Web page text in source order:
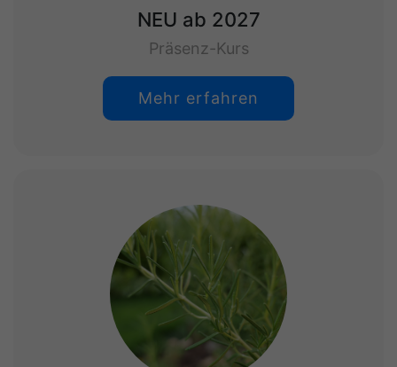
NEU ab 2027
Präsenz-Kurs
Mehr erfahren